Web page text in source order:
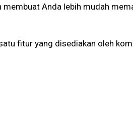
Anda lebih mudah
fitur yang disediakan oleh